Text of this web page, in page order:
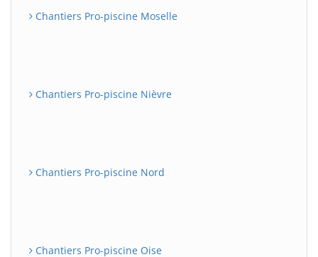
Chantiers Pro-piscine Moselle
Chantiers Pro-piscine Nièvre
Chantiers Pro-piscine Nord
Chantiers Pro-piscine Oise